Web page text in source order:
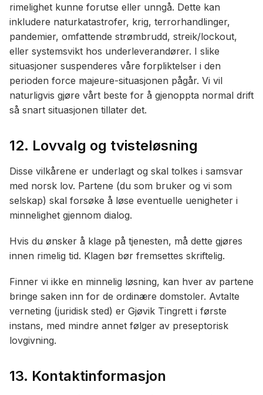
rimelighet kunne forutse eller unngå. Dette kan
inkludere naturkatastrofer, krig, terrorhandlinger,
pandemier, omfattende strømbrudd, streik/lockout,
eller systemsvikt hos underleverandører. I slike
situasjoner suspenderes våre forpliktelser i den
perioden force majeure-situasjonen pågår. Vi vil
naturligvis gjøre vårt beste for å gjenoppta normal drift
så snart situasjonen tillater det.
12. Lovvalg og tvisteløsning
Disse vilkårene er underlagt og skal tolkes i samsvar
med norsk lov. Partene (du som bruker og vi som
selskap) skal forsøke å løse eventuelle uenigheter i
minnelighet gjennom dialog.
Hvis du ønsker å klage på tjenesten, må dette gjøres
innen rimelig tid. Klagen bør fremsettes skriftelig.
Finner vi ikke en minnelig løsning, kan hver av partene
bringe saken inn for de ordinære domstoler. Avtalte
verneting (juridisk sted) er Gjøvik Tingrett i første
instans, med mindre annet følger av preseptorisk
lovgivning.
13. Kontaktinformasjon